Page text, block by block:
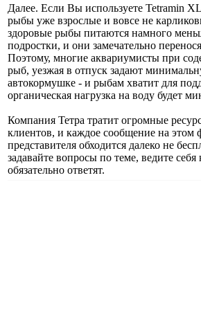
Далее. Если Вы используете Tetramin
рыбы уже взрослые и вовсе не
здоровые рыбы питаются намного
подростки, и они замечательно
Поэтому, многие аквариумисты при
рыб, уезжая в отпуск задают
автокормушке - и рыбам хватит для
органическая нагрузка на воду будет
Компания Тетра тратит огромные
клиентов, и каждое сообщение на этом
представителя обходится далеко не
задавайте вопросы по теме, ведите
обязательно ответят.